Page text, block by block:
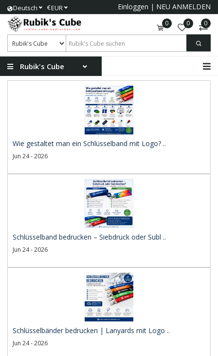
Deutsch €EUR Einloggen | NEU ANMELDEN
0 0 0
Rubik's Cube
Wie gestaltet man ein Schlüsselband mit Logo? ..
Jun 24 - 2026
Schlüsselband bedrucken – Siebdruck oder Subl ..
Jun 24 - 2026
Schlüsselbänder bedrucken | Lanyards mit Logo ..
Jun 24 - 2026